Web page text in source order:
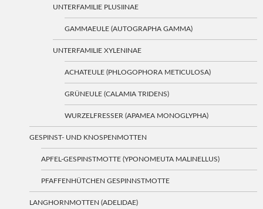
UNTERFAMILIE PLUSIINAE
GAMMAEULE (AUTOGRAPHA GAMMA)
UNTERFAMILIE XYLENINAE
ACHATEULE (PHLOGOPHORA METICULOSA)
GRÜNEULE (CALAMIA TRIDENS)
WURZELFRESSER (APAMEA MONOGLYPHA)
GESPINST- UND KNOSPENMOTTEN
APFEL-GESPINSTMOTTE (YPONOMEUTA MALINELLUS)
PFAFFENHÜTCHEN GESPINNSTMOTTE
LANGHORNMOTTEN (ADELIDAE)